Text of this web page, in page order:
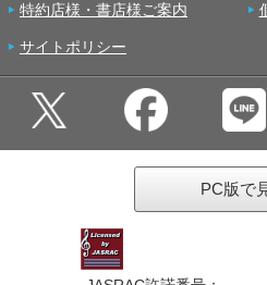
特約店様・書店様ご案内
サイトポリシー
PC版で